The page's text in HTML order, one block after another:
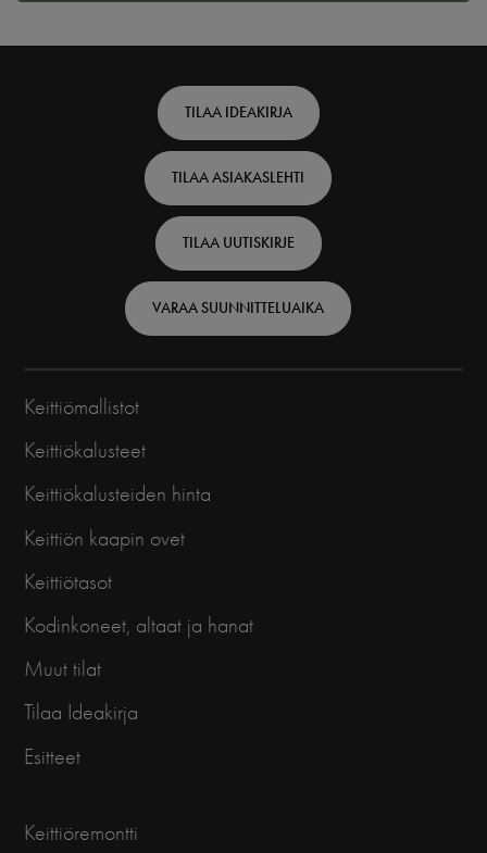
Finnish
TILAA IDEAKIRJA
TILAA ASIAKASLEHTI
TILAA UUTISKIRJE
VARAA SUUNNITTELUAIKA
Keittiömallistot
Keittiökalusteet
Keittiökalusteiden hinta
Keittiön kaapin ovet
Keittiötasot
Kodinkoneet, altaat ja hanat
Muut tilat
Tilaa Ideakirja
Esitteet
Keittiöremontti